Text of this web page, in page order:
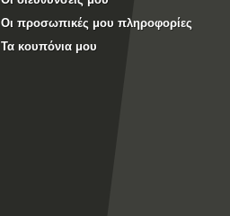
Οι προσωπικές μου πληροφορίες
Τα κουπόνια μου